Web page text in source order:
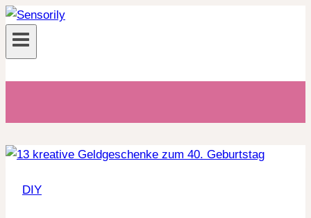
Zum
Inhalt
DIY